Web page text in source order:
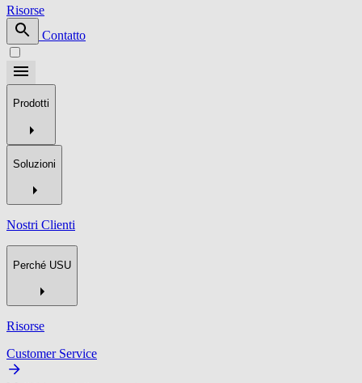
Risorse
Contatto
Prodotti
Soluzioni
Nostri Clienti
Perché USU
Risorse
Customer Service